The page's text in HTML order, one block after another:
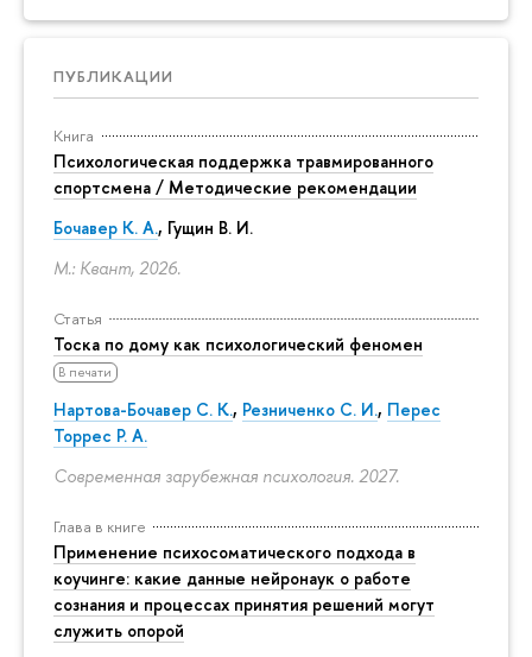
ПУБЛИКАЦИИ
Книга
Психологическая поддержка травмированного
спортсмена / Методические рекомендации
Бочавер К. А., Гущин В. И.
М.: Квант, 2026.
Статья
Тоска по дому как психологический феномен
В печати
Нартова-Бочавер С. К., Резниченко С. И., Перес
Торрес Р. А.
Современная зарубежная психология. 2027.
Глава в книге
Применение психосоматического подхода в
коучинге: какие данные нейронаук о работе
сознания и процессах принятия решений могут
служить опорой